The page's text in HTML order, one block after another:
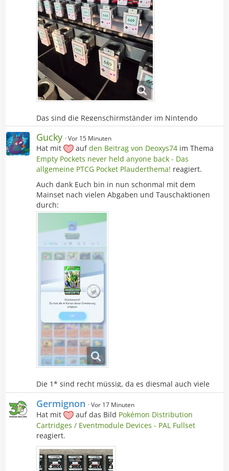
Das sind die Regenschirmständer im Nintendo
Museum und ich finde sie super.
Team Quietscheentchen: 15
Team Wetterfrosch: 8
Gucky Vor 15 Minuten
Hat mit aufden Beitrag von Deoxys74 im Thema
Empty Pockets never held anyone back - Das
allgemeine PTCG Pocket Plauderthema! reagiert.
Auch dank Euch bin in nun schonmal mit dem
Mainset nach vielen Abgaben und Tauschaktionen
durch:
Die 1* sind recht müssig, da es diesmal auch viele
Karten sind und wenig Tauschware vorhanden ist.
Germignon Vor 17 Minuten
Hat mit auf das Bild Pokémon Distribution
Cartridges / Eventmodule Devices - PAL Fullset
reagiert.